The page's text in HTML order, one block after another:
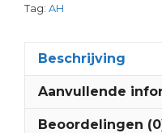
Tag: AH
Beschrijving
Aanvullende
Beoordelingen